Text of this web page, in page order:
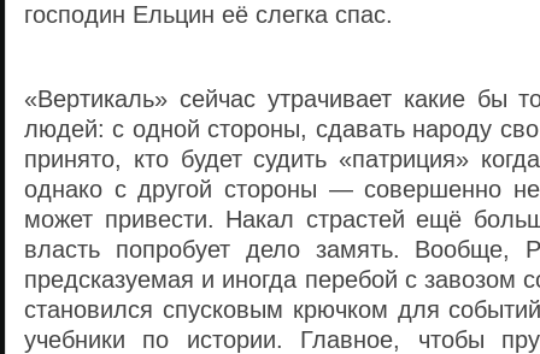
господин Ельцин её слегка спас.
«Вертикаль» сейчас утрачивает какие бы
людей: с одной стороны, сдавать народу
принято, кто будет судить «патриция»
однако с другой стороны — совершенно
может привести. Накал страстей ещё
власть попробует дело замять. Вообще,
предсказуемая и иногда перебой с завозом
становился спусковым крючком для
учебники по истории. Главное, чтобы